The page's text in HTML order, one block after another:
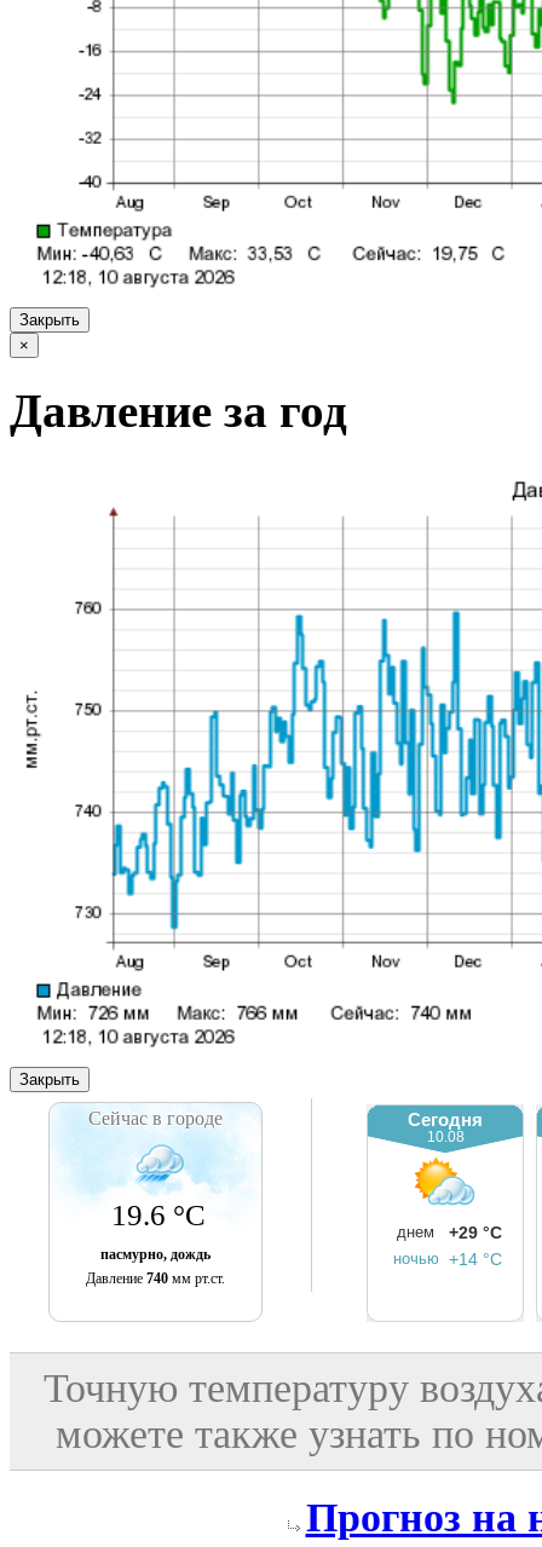
Закрыть
×
Давление за год
Закрыть
Сейчас в городе
19.6 °C
пасмурно, дождь
Давление 740 мм рт.ст.
Сегодня
10.08
днем +29 °C
ночью +14 °C
Точную температуру
можете также узнать по
Прогноз на